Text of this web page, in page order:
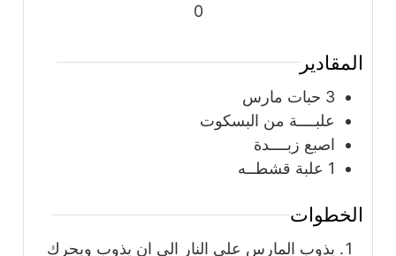
0
المقادير
3 حبات مارس
علبــــة من البسكوت
اصبع زبــــدة
1 علبة قشطــه
الخطوات
يذوب المارس على النار الى ان يذوب ويحرك